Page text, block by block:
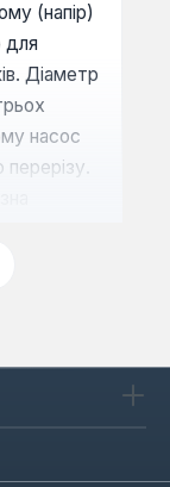
(напір)
для
Діаметр
насос